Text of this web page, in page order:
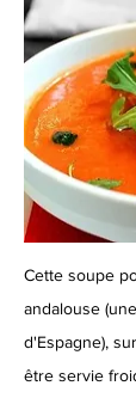
Cette soupe
andalouse
d'Espagne),
être servie